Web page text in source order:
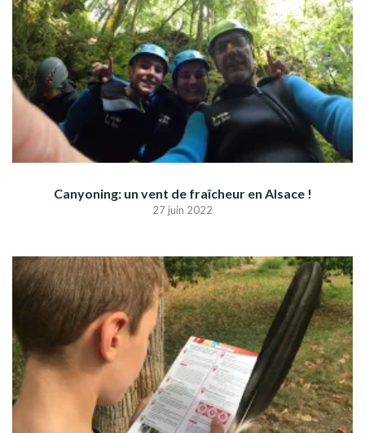
Canyoning: un vent de fraîcheur en Alsace !
27 juin 2022